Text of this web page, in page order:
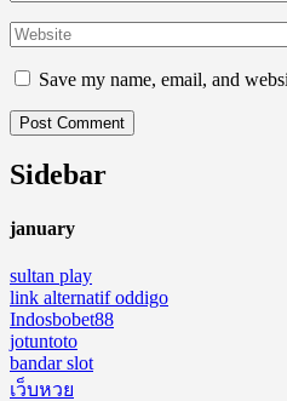
Save my name, email, and
Sidebar
january
sultan play
link alternatif oddigo
Indosbobet88
jotuntoto
bandar slot
เว็บหวย